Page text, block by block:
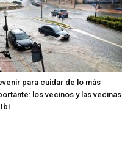
para cuidar de lo más
los vecinos y las vecinas